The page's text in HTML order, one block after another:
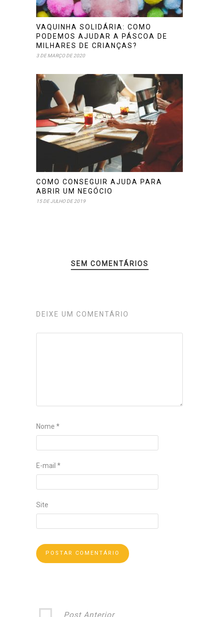
VAQUINHA SOLIDÁRIA: COMO
PODEMOS AJUDAR A PÁSCOA DE
MILHARES DE CRIANÇAS?
3 DE MARÇO DE 2020
COMO CONSEGUIR AJUDA PARA
ABRIR UM NEGÓCIO
15 DE JULHO DE 2019
SEM COMENTÁRIOS
DEIXE UM COMENTÁRIO
Nome *
E-mail *
Site
Post Anterior